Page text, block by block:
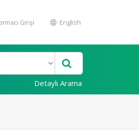
Girişi English
Detaylı Arama